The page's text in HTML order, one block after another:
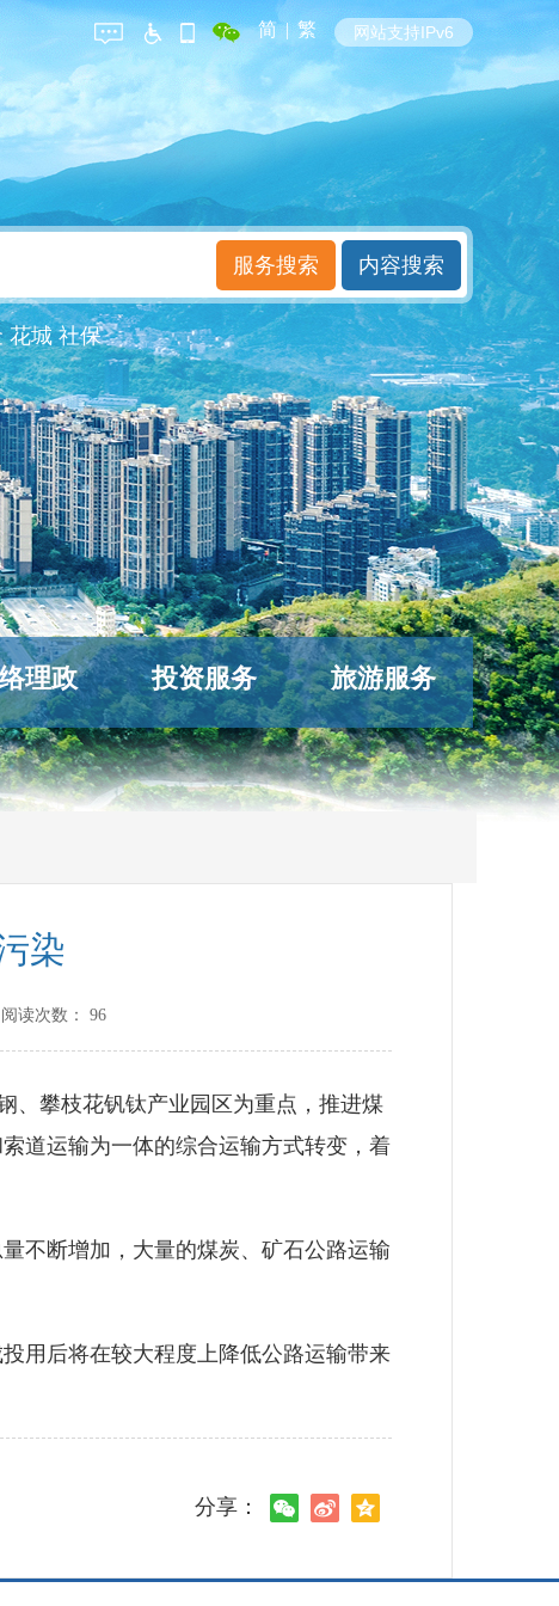
简 | 繁 网站支持IPv6
花城 社保
理政 投资服务 旅游服务
染
次数： 96
攀枝花钒钛产业园区为重点，推进煤
道运输为一体的综合运输方式转变，着
不断增加，大量的煤炭、矿石公路运输
用后将在较大程度上降低公路运输带来
分享：